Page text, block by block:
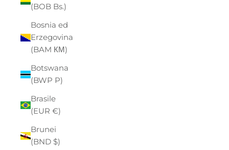
(BOB Bs.)
Bosnia ed
Erzegovina
(BAM КМ)
Botswana
(BWP P)
Brasile
(EUR €)
Brunei
(BND $)